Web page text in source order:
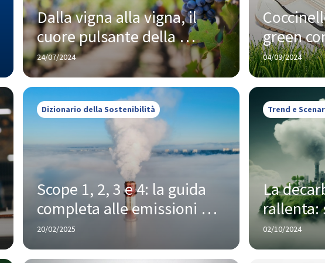
Dalla vigna alla vigna, il
cuore pulsante della
sostenibilità di Caviro
24/07/2024
green
04/09/2024
Dizionario della Sostenibilità
Scope 1, 2, 3 e 4: la guida
completa alle emissioni di
gas serra
20/02/2025
Trend e
La
rallenta:
aziende
02/10/2024